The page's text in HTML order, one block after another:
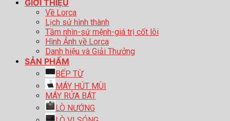
GIỚI THIỆU
Về Lorca
Lịch sử hình thành
Tầm nhìn-sứ mệnh-giá trị cốt lõi
Hình Ảnh về Lorca
Danh hiệu và Giải Thưởng
SẢN PHẨM
BẾP TỪ
MÁY HÚT MÙI
MÁY RỬA BÁT
LÒ NƯỚNG